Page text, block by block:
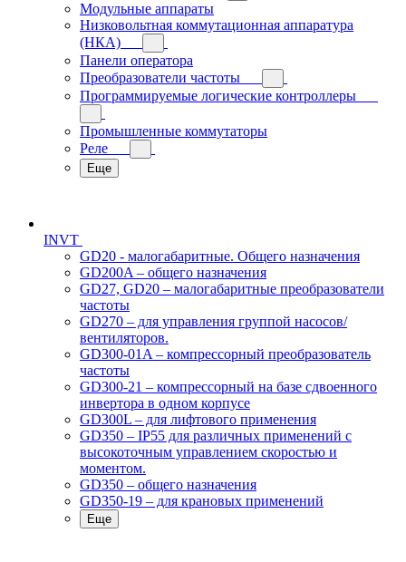
Модульные аппараты
Низковольтная коммутационная аппаратура
(НКА)
Панели оператора
Преобразователи частоты
Программируемые логические контроллеры
Промышленные коммутаторы
Реле
Еще
INVT
GD20 - малогабаритные. Общего назначения
GD200A – общего назначения
GD27, GD20 – малогабаритные преобразователи
частоты
GD270 – для управления группой насосов/
вентиляторов.
GD300-01A – компрессорный преобразователь
частоты
GD300-21 – компрессорный на базе сдвоенного
инвертора в одном корпусе
GD300L – для лифтового применения
GD350 – IP55 для различных применений с
высокоточным управлением скоростью и
моментом.
GD350 – общего назначения
GD350-19 – для крановых применений
Еще